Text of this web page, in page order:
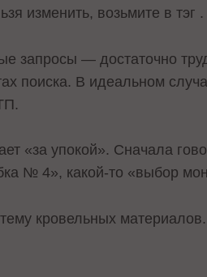
изменить, возьмите в тэг .
запросы — достаточно
поиска. В идеальном
«за упокой». Сначала
№ 4», какой-то «выбор
кровельных материалов.